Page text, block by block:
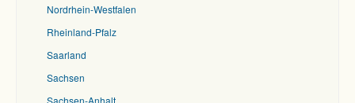
Nordrhein-Westfalen
Rheinland-Pfalz
Saarland
Sachsen
Sachsen-Anhalt